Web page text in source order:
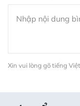
Xin vui lòng gõ tiếng